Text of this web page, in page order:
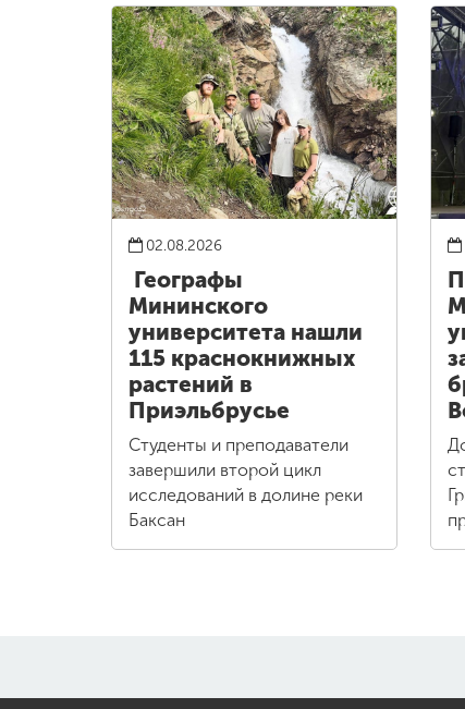
02.08.2026
Географы
Мининского
университета нашли
115 краснокнижных
растений в
Приэльбрусье
Студенты и преподаватели
завершили второй цикл
исследований в долине реки
Баксан